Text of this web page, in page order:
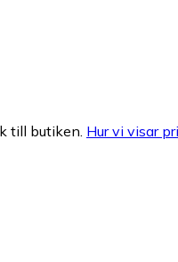
till butiken. Hur vi visar